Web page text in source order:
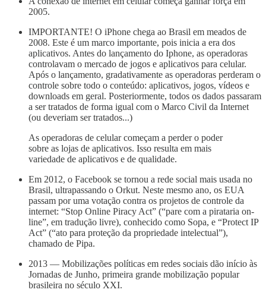
2005.
IMPORTANTE! O iPhone chega ao Brasil em meados de
2008. Este é um marco importante, pois inicia a era dos
aplicativos. Antes do lançamento do Iphone, as operadoras
controlavam o mercado de jogos e aplicativos para celular.
Após o lançamento, gradativamente as operadoras perderam o
controle sobre todo o conteúdo: aplicativos, jogos, vídeos e
downloads em geral. Posteriormente, todos os dados passaram
a ser tratados de forma igual com o Marco Civil da Internet
(ou deveriam ser tratados...)
As operadoras de celular começam a perder o poder
sobre as lojas de aplicativos. Isso resulta em mais
variedade de aplicativos e de qualidade.
Em 2012, o Facebook se tornou a rede social mais usada no
Brasil, ultrapassando o Orkut. Neste mesmo ano, os EUA
passam por uma votação contra os projetos de controle da
internet: “Stop Online Piracy Act” (“pare com a pirataria on-
line”, em tradução livre), conhecido como Sopa, e “Protect IP
Act” (“ato para proteção da propriedade intelectual”),
chamado de Pipa.
2013 — Mobilizações políticas em redes sociais dão início às
Jornadas de Junho, primeira grande mobilização popular
brasileira no século XXI.